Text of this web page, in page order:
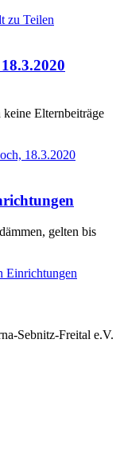
zu Teilen
Elternbeiträge
18.3.2020
gelten bis
Einrichtungen
Sebnitz-Freital e.V.